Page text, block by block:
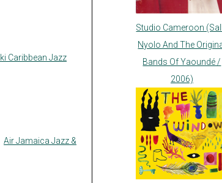
Caribbean Jazz
Air Jamaica Jazz &
Studio Cameroon
Nyolo And The
Bands Of Yaoundé /
2006)